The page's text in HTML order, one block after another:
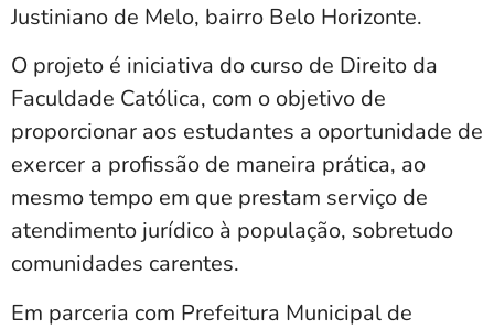
Justiniano de Melo, bairro Belo Horizonte.
O projeto é iniciativa do curso de Direito da
Faculdade Católica, com o objetivo de
proporcionar aos estudantes a oportunidade de
exercer a profissão de maneira prática, ao
mesmo tempo em que prestam serviço de
atendimento jurídico à população, sobretudo
comunidades carentes.
Em parceria com Prefeitura Municipal de